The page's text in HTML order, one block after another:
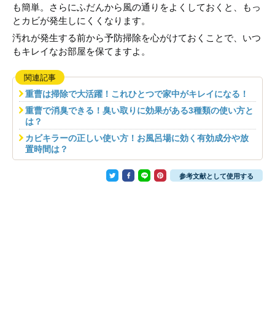
も簡単。さらにふだんから風の通りをよくしておくと、もっ
とカビが発生しにくくなります。
汚れが発生する前から予防掃除を心がけておくことで、いつ
もキレイなお部屋を保てますよ。
関連記事
重曹は掃除で大活躍！これひとつで家中がキレイになる！
重曹で消臭できる！臭い取りに効果がある3種類の使い方と
は？
カビキラーの正しい使い方！お風呂場に効く有効成分や放
置時間は？
参考文献として使用する